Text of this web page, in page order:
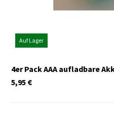
Auf Lager
4er Pack AAA aufladbare
€
5,95